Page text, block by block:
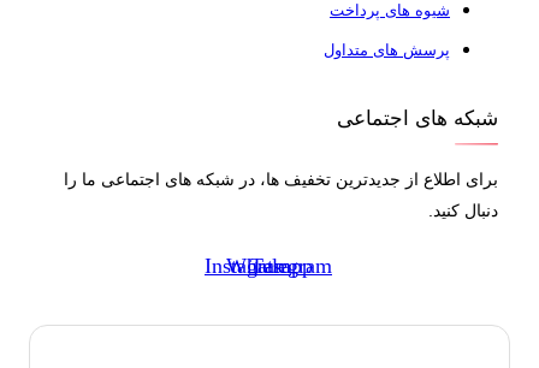
شیوه های پرداخت
پرسش های متداول
شبکه های اجتماعی
برای اطلاع از جدیدترین تخفیف ها، در شبکه های اجتماعی ما را
دنبال کنید.
Telegram
Whatsapp
Instagram